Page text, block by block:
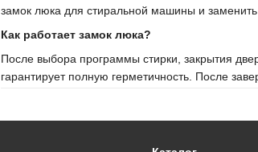
замок люка для стиральной машины и
Как работает замок люка?
После выбора программы стирки, закрытия
гарантирует полную герметичность. После